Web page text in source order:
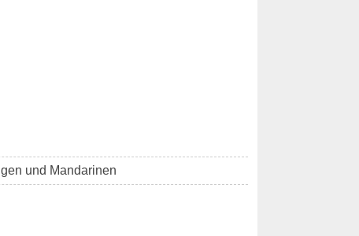
und Mandarinen